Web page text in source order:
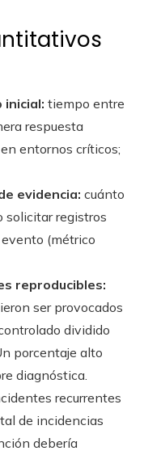
tiempo entre
respuesta
entornos críticos;
evidencia: cuánto
solicitar registros
(métrico
reproducibles:
ser provocados
dividido
porcentaje alto
diagnóstica.
recurrentes
de incidencias
debería